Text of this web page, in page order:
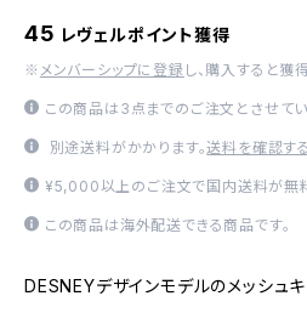
45 レヴェルポイント獲得
※ メンバーシップに登録 し、購入すると獲
この商品は3点までのご注文とさせてい
別途送料がかかります。送料を確認する
¥5,000以上のご注文で国内送料が無料
この商品は海外配送できる商品です。
DESNEYデザインモデルのメッシュキ